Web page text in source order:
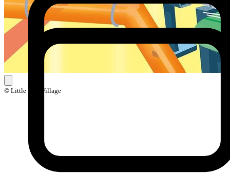
© Little Ball Village